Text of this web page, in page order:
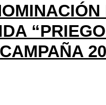
CAMPAÑA